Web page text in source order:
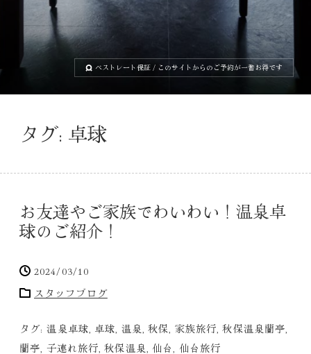
ベストレート保証 / このサイトからのご予約が一番お得です
タグ: 卓球
お友達やご家族でわいわい！温泉卓
球のご紹介！
2024/03/10
スタッフブログ
タグ:温泉卓球 卓球 温泉 ,秋保 家族旅行 ,秋保温泉蘭亭
蘭亭 子連れ旅行 ,秋保温泉 仙台 仙台旅行